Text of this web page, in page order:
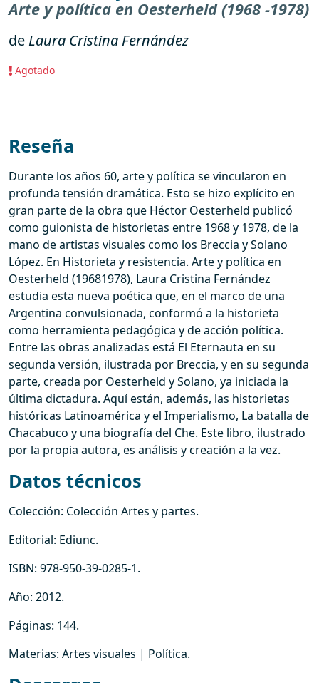
Arte y política en Oesterheld (1968 -1978)
de Laura Cristina Fernández
Agotado
Reseña
Durante los años 60, arte y política se vincularon en
profunda tensión dramática. Esto se hizo explícito en
gran parte de la obra que Héctor Oesterheld publicó
como guionista de historietas entre 1968 y 1978, de la
mano de artistas visuales como los Breccia y Solano
López. En Historieta y resistencia. Arte y política en
Oesterheld (19681978), Laura Cristina Fernández
estudia esta nueva poética que, en el marco de una
Argentina convulsionada, conformó a la historieta
como herramienta pedagógica y de acción política.
Entre las obras analizadas está El Eternauta en su
segunda versión, ilustrada por Breccia, y en su segunda
parte, creada por Oesterheld y Solano, ya iniciada la
última dictadura. Aquí están, además, las historietas
históricas Latinoamérica y el Imperialismo, La batalla de
Chacabuco y una biografía del Che. Este libro, ilustrado
por la propia autora, es análisis y creación a la vez.
Datos técnicos
Colección: Colección Artes y partes.
Editorial: Ediunc.
ISBN: 978-950-39-0285-1.
Año: 2012.
Páginas: 144.
Materias: Artes visuales | Política.